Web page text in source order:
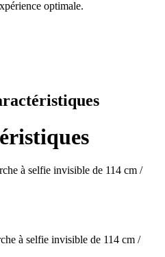
optimale.
à selfie invisible de 114 cm /
à selfie invisible de 114 cm /